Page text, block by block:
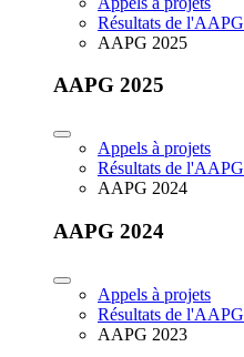
Résultats de l'AAPG
AAPG 2025
AAPG 2025
Appels à projets
Résultats de l'AAPG
AAPG 2024
AAPG 2024
Appels à projets
Résultats de l'AAPG
AAPG 2023